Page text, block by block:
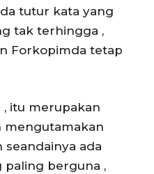
tutur kata yang
tak terhingga ,
Forkopimda tetap
itu merupakan
mengutamakan
ada
paling berguna ,